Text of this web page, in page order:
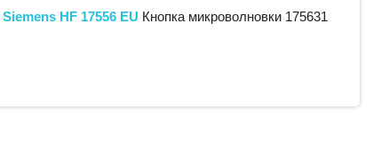
Siemens HF 17556 EU Кнопка микроволновки 175631